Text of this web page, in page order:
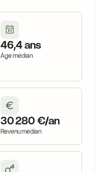
46,4 ans
Âge médian
30 280 €/an
Revenu médian